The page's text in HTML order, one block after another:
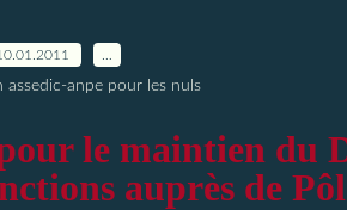
assedic-anpe pour les nuls
le maintien du
auprès de